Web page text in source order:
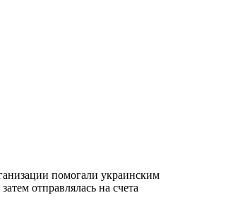
помогали украинским
отправлялась на счета